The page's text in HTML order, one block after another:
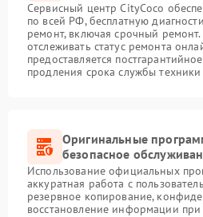
Сервисный центр CityCoco
по всей РФ, бесплатную
ремонт, включая срочный
отслеживать статус ремонта
предоставляется
продления срока службы техники
Оригинальные
безопасное
Использование официальных
аккуратная работа с
резервное копирование,
восстановление информации